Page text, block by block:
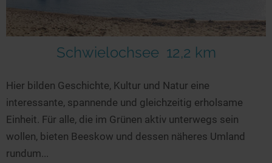
Schwielochsee 12,2 km
Hier bilden Geschichte, Kultur und Natur eine
interessante, spannende und gleichzeitig erholsame
Einheit. Für alle, die im Grünen aktiv unterwegs sein
wollen, bieten Beeskow und dessen näheres Umland
rundum...